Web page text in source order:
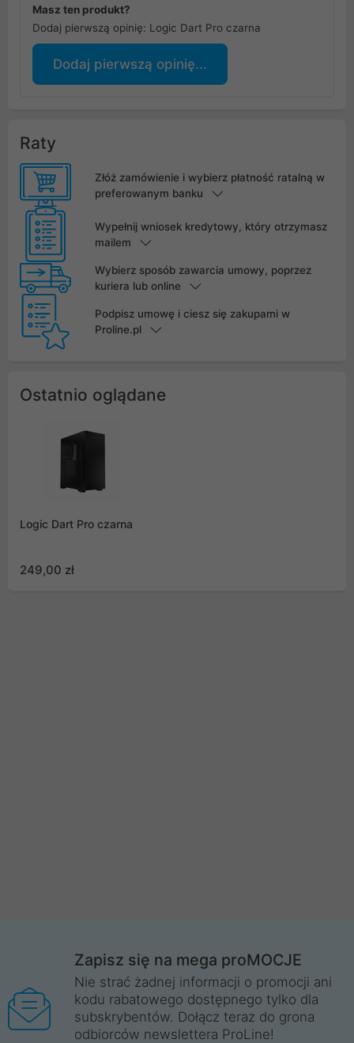
Masz ten produkt?
Dodaj pierwszą opinię: Logic Dart Pro czarna
Dodaj pierwszą opinię...
Raty
Złóż zamówienie i wybierz płatność ratalną w
preferowanym banku
Wypełnij wniosek kredytowy, który otrzymasz
mailem
Wybierz sposób zawarcia umowy, poprzez
kuriera lub online
Podpisz umowę i ciesz się zakupami w
Proline.pl
Ostatnio oglądane
Logic Dart Pro czarna
249,00 zł
Zapisz się na mega proMOCJE
Nie strać żadnej informacji o promocji ani
kodu rabatowego dostępnego tylko dla
subskrybentów. Dołącz teraz do grona
odbiorców newslettera ProLine!